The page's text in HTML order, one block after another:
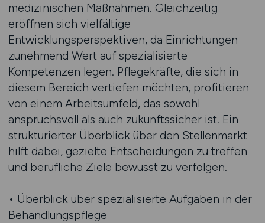
medizinischen Maßnahmen. Gleichzeitig
eröffnen sich vielfältige
Entwicklungsperspektiven, da Einrichtungen
zunehmend Wert auf spezialisierte
Kompetenzen legen. Pflegekräfte, die sich in
diesem Bereich vertiefen möchten, profitieren
von einem Arbeitsumfeld, das sowohl
anspruchsvoll als auch zukunftssicher ist. Ein
strukturierter Überblick über den Stellenmarkt
hilft dabei, gezielte Entscheidungen zu treffen
und berufliche Ziele bewusst zu verfolgen.
• Überblick über spezialisierte Aufgaben in der
Behandlungspflege